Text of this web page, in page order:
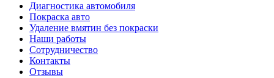
Диагностика автомобиля
Покраска авто
Удаление вмятин без покраски
Наши работы
Cотрудничество
Контакты
Отзывы